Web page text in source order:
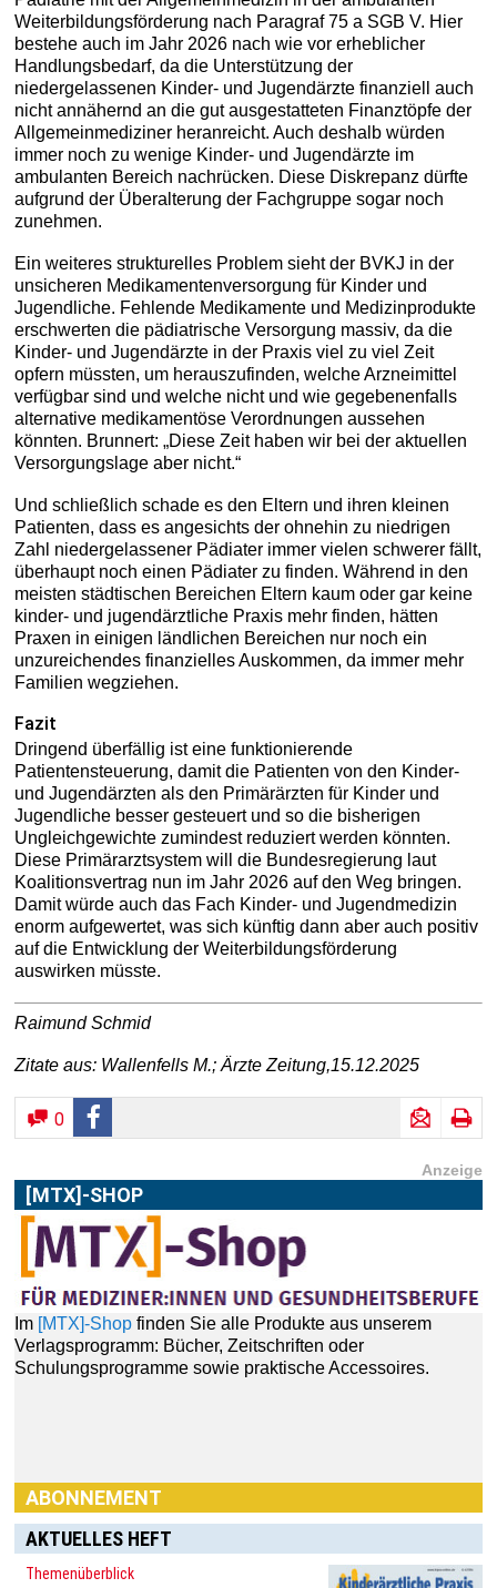
Weiterbildungsförderung nach Paragraf 75 a SGB V. Hier
bestehe auch im Jahr 2026 nach wie vor erheblicher
Handlungsbedarf, da die Unterstützung der
niedergelassenen Kinder- und Jugendärzte finanziell auch
nicht annähernd an die gut ausgestatteten Finanztöpfe der
Allgemeinmediziner heranreicht. Auch deshalb würden
immer noch zu wenige Kinder- und Jugendärzte im
ambulanten Bereich nachrücken. Diese Diskrepanz dürfte
aufgrund der Überalterung der Fachgruppe sogar noch
zunehmen.
Ein weiteres strukturelles Problem sieht der BVKJ in der
unsicheren Medikamentenversorgung für Kinder und
Jugendliche. Fehlende Medikamente und Medizinprodukte
erschwerten die pädiatrische Versorgung massiv, da die
Kinder- und Jugendärzte in der Praxis viel zu viel Zeit
opfern müssten, um herauszufinden, welche Arzneimittel
verfügbar sind und welche nicht und wie gegebenenfalls
alternative medikamentöse Verordnungen aussehen
könnten. Brunnert: „Diese Zeit haben wir bei der aktuellen
Versorgungslage aber nicht.“
Und schließlich schade es den Eltern und ihren kleinen
Patienten, dass es angesichts der ohnehin zu niedrigen
Zahl niedergelassener Pädiater immer vielen schwerer fällt,
überhaupt noch einen Pädiater zu finden. Während in den
meisten städtischen Bereichen Eltern kaum oder gar keine
kinder- und jugendärztliche Praxis mehr finden, hätten
Praxen in einigen ländlichen Bereichen nur noch ein
unzureichendes finanzielles Auskommen, da immer mehr
Familien wegziehen.
Fazit
Dringend überfällig ist eine funktionierende
Patientensteuerung, damit die Patienten von den Kinder-
und Jugendärzten als den Primärärzten für Kinder und
Jugendliche besser gesteuert und so die bisherigen
Ungleichgewichte zumindest reduziert werden könnten.
Diese Primärarztsystem will die Bundesregierung laut
Koalitionsvertrag nun im Jahr 2026 auf den Weg bringen.
Damit würde auch das Fach Kinder- und Jugendmedizin
enorm aufgewertet, was sich künftig dann aber auch positiv
auf die Entwicklung der Weiterbildungsförderung
auswirken müsste.
Raimund Schmid
Zitate aus: Wallenfells M.; Ärzte Zeitung,15.12.2025
0
Anzeige
[MTX]-SHOP
Im
finden Sie alle Produkte aus unserem
Verlagsprogramm: Bücher, Zeitschriften oder
Schulungsprogramme sowie praktische Accessoires.
AKTUELLES HEFT
Themenüberblick